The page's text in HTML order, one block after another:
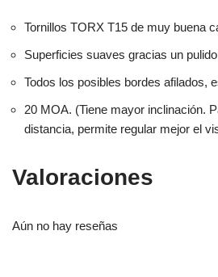
Tornillos TORX T15 de muy buena
Superficies suaves gracias un
Todos los posibles bordes afilados,
20 MOA. (Tiene mayor inclinación.
distancia, permite regular mejor el
Valoraciones
Aún no hay reseñas